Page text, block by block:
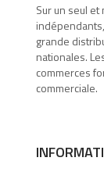
Sur un seul
grande
nationales.
commerces
commerciale.